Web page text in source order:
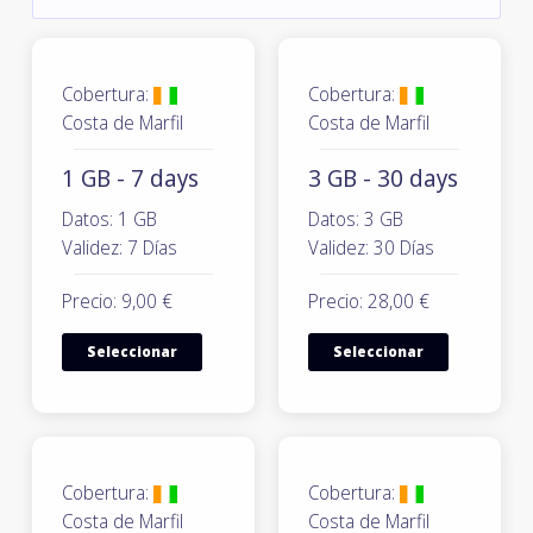
Cobertura:
Costa de Marfil
1 GB - 7 days
Datos: 1 GB
Validez: 7 Días
Precio: 9,00 €
Seleccionar
Cobertura:
Costa de Marfil
3 GB - 30 days
Datos: 3 GB
Validez: 30 Días
Precio: 28,00 €
Seleccionar
Cobertura:
Costa de Marfil
Cobertura:
Costa de Marfil